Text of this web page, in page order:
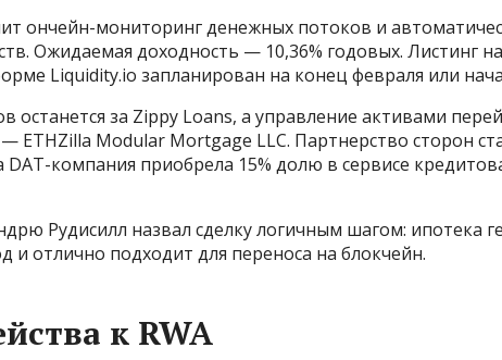
ончейн-мониторинг денежных потоков и
Ожидаемая доходность — 10,36% годовых. Листинг на
Liquidity.io запланирован на конец февраля или
останется за Zippy Loans, а управление активами
ETHZilla Modular Mortgage LLC. Партнерство сторон
компания приобрела 15% долю в сервисе
Рудисилл назвал сделку логичным шагом: ипотека
и отлично подходит для переноса на блокчейн.
к RWA